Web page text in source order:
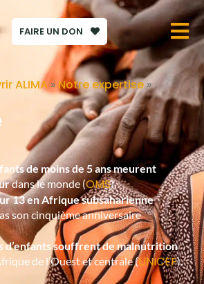
FAIRE UN DON
ALIMA»Notre expertise»
de moins de 5 ans meurent
dans le monde (OMS).
13 en Afrique subsaharienne
son cinquième anniversaire
d’enfants souffrent de malnutrition
de l’Ouest et centrale (UNICEF).